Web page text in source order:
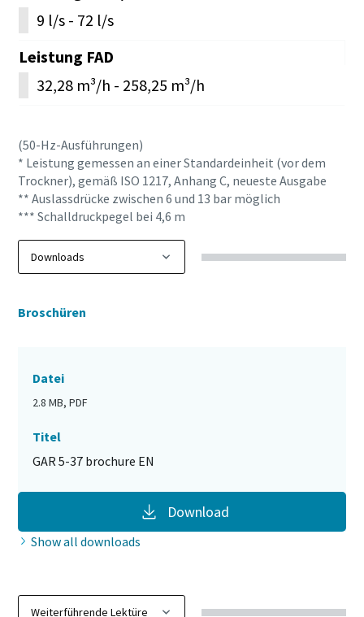
9 l/s - 72 l/s
Leistung FAD
32,28 m³/h - 258,25 m³/h
(50-Hz-Ausführungen)
* Leistung gemessen an einer Standardeinheit (vor dem
Trockner), gemäß ISO 1217, Anhang C, neueste Ausgabe
** Auslassdrücke zwischen 6 und 13 bar möglich
*** Schalldruckpegel bei 4,6 m
Broschüren
Datei
2.8 MB, PDF
Titel
GAR 5-37 brochure EN
Download
Show all downloads